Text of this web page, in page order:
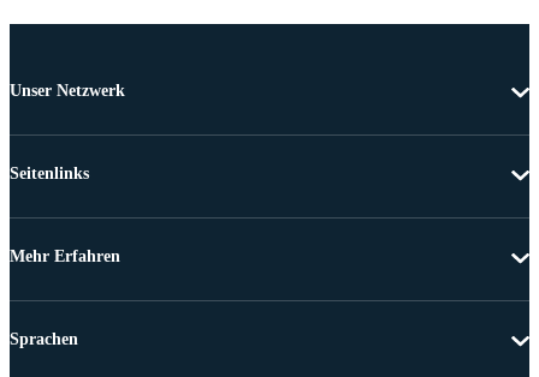
Unser Netzwerk
Seitenlinks
Mehr Erfahren
Sprachen